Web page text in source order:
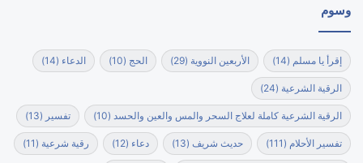
وسوم
إقرأ يا مسلم (14) الأربعين النووية (29) الحج (10) الدعاء (14)
الرقية الشرعية (24)
الرقية الشرعية كاملة لعلاج السحر والمس والعين والحسد (10) تفسير (13)
تفسير الأحلام (111) حديث شريف (13) دعاء (12) رقية شرعية (11)